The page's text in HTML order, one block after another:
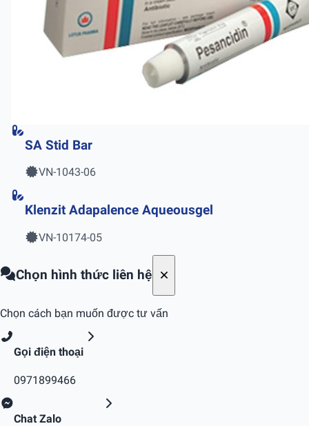
SA Stid Bar
VN-1043-06
Klenzit Adapalence Aqueousgel
VN-10174-05
Chọn hình thức liên hệ
Chọn cách bạn muốn được tư vấn
Gọi điện thoại
0971899466
Chat Zalo